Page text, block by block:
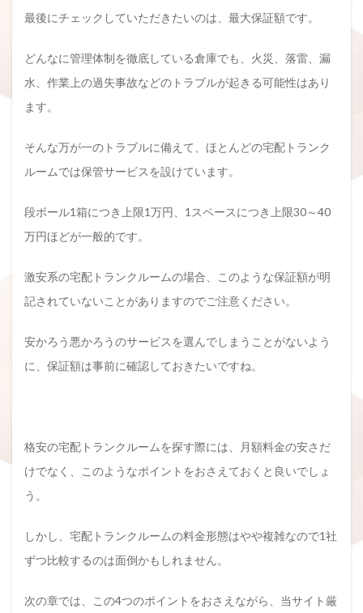
最後にチェックしていただきたいのは、最大保証額です。
どんなに管理体制を徹底している倉庫でも、火災、落雷、漏
水、作業上の過失事故などのトラブルが起きる可能性はあり
ます。
そんな万が一のトラブルに備えて、ほとんどの宅配トランク
ルームでは保管サービスを設けています。
段ボール1箱につき上限1万円、1スペースにつき上限30～40
万円ほどが一般的です。
激安系の宅配トランクルームの場合、このような保証額が明
記されていないことがありますのでご注意ください。
安かろう悪かろうのサービスを選んでしまうことがないよう
に、保証額は事前に確認しておきたいですね。
格安の宅配トランクルームを探す際には、月額料金の安さだ
けでなく、このようなポイントをおさえておくと良いでしょ
う。
しかし、宅配トランクルームの料金形態はやや複雑なので1社
ずつ比較するのは面倒かもしれません。
次の章では、この4つのポイントをおさえながら、当サイト厳